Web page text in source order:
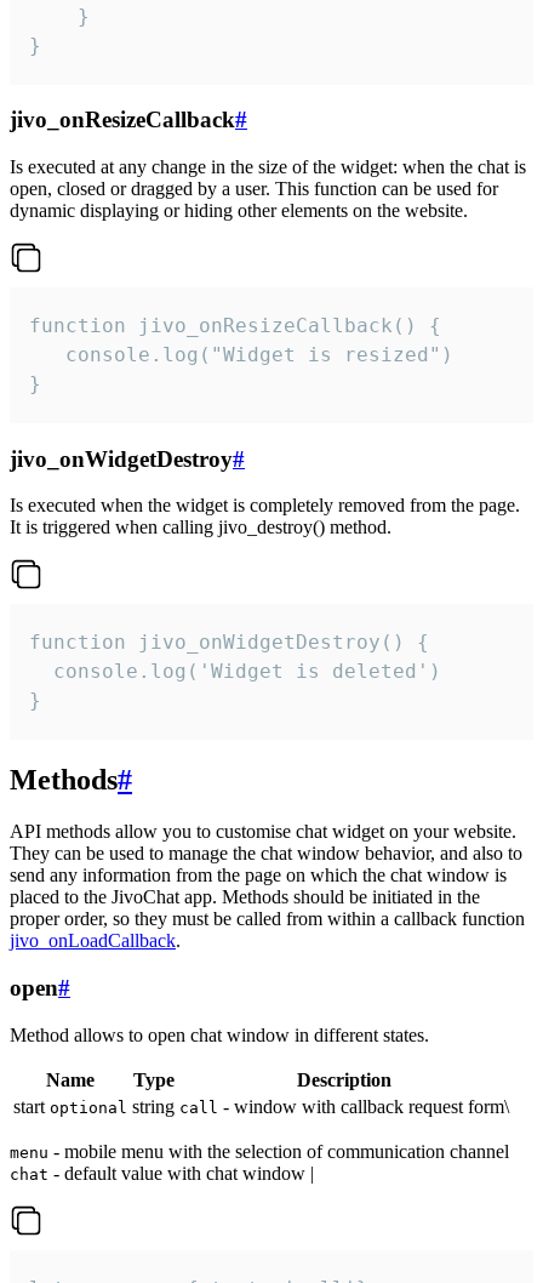
    }
}
jivo_onResizeCallback#
Is executed at any change in the size of the widget: when the chat is
open, closed or dragged by a user. This function can be used for
dynamic displaying or hiding other elements on the website.
function jivo_onResizeCallback() {
   console.log("Widget is resized")
}
jivo_onWidgetDestroy#
Is executed when the widget is completely removed from the page.
It is triggered when calling jivo_destroy() method.
function jivo_onWidgetDestroy() {
  console.log('Widget is deleted')
}
Methods#
API methods allow you to customise chat widget on your website.
They can be used to manage the chat window behavior, and also to
send any information from the page on which the chat window is
placed to the JivoChat app. Methods should be initiated in the
proper order, so they must be called from within a callback function
jivo_onLoadCallback.
open#
Method allows to open chat window in different states.
Name Type
Description
start optional string call - window with callback request form\
menu - mobile menu with the selection of communication channel
chat - default value with chat window |